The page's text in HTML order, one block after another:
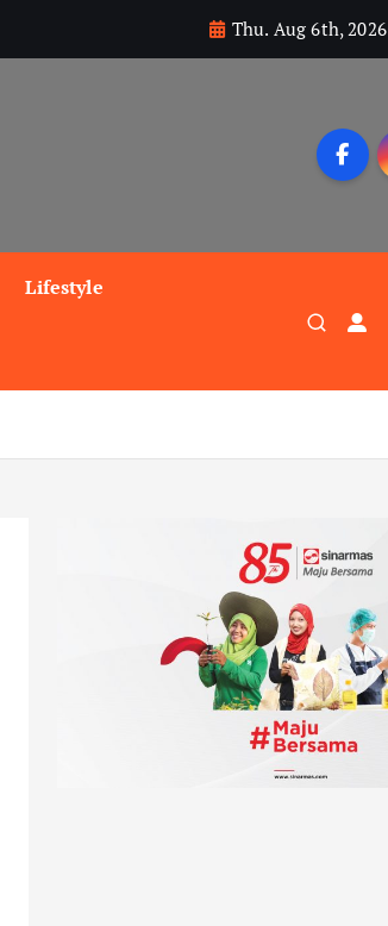
Thu. Aug 6th, 2026
Lifestyle